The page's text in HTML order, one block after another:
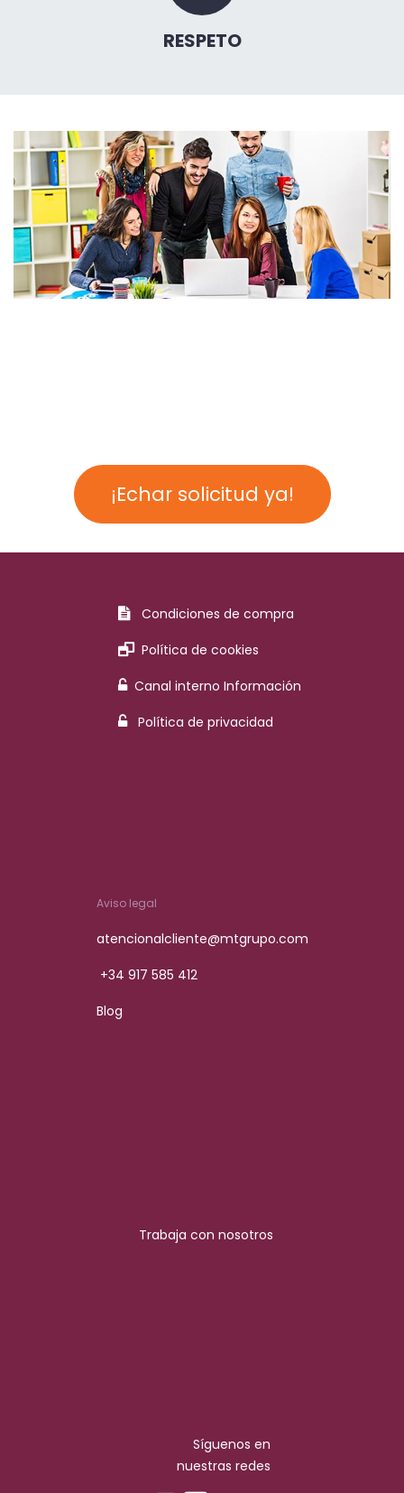
RESPETO
¡Echar solicitud ya!
Condiciones de compra
Política de cookies
Canal interno Información
Política de privacidad
Aviso legal
atencionalcliente@mtgrupo.com
+34 917 585 412
Blog
Trabaja con nosotros
Síguenos en
nuestras redes